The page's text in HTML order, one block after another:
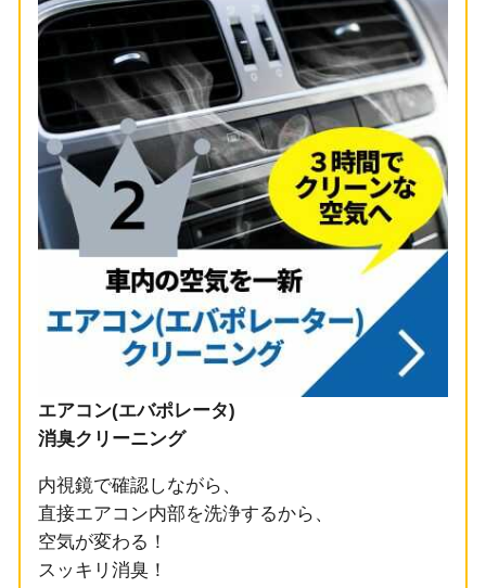
エアコン(エバポレータ)
消臭クリーニング
内視鏡で確認しながら、
直接エアコン内部を洗浄するから、
空気が変わる！
スッキリ消臭！